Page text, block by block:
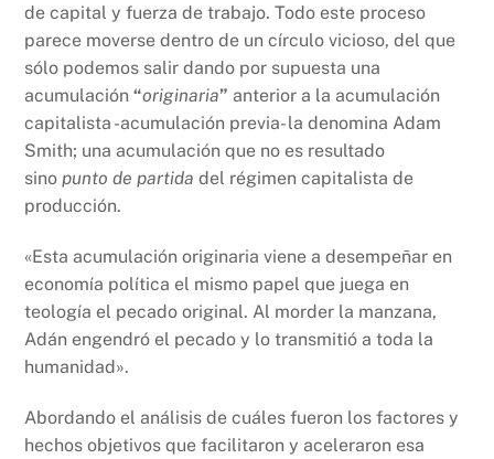
de capital y fuerza de trabajo. Todo este proceso
parece moverse dentro de un círculo vicioso, del que
sólo podemos salir dando por supuesta una
acumulación“originaria” anterior a la acumulación
capitalista -acumulación previa- la denomina Adam
Smith; una acumulación que no es resultado
sinopunto de partidadel régimen capitalista de
producción.
«Esta acumulación originaria viene a desempeñar en
economía política el mismo papel que juega en
teología el pecado original. Al morder la manzana,
Adán engendró el pecado y lo transmitió a toda la
humanidad».
Abordando el análisis de cuáles fueron los factores y
hechos objetivos que facilitaron y aceleraron esa